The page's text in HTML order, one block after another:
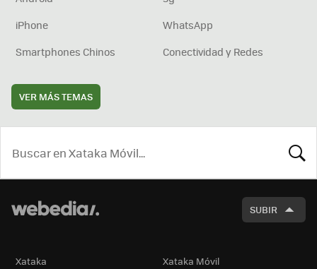
iPhone
WhatsApp
Smartphones Chinos
Conectividad y Redes
VER MÁS TEMAS
SUBIR
Xataka Xataka Móvil